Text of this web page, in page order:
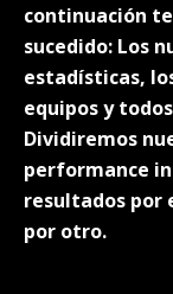
continuación
sucedido: Los
estadísticas,
equipos y
Dividiremos
performance
resultados por
por otro.